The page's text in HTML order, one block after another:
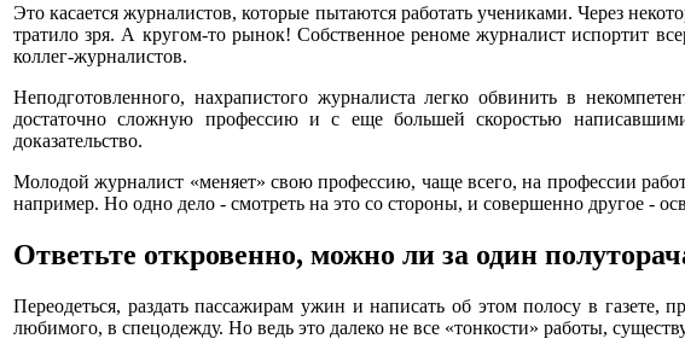
Это касается журналистов, которые пытаются работать учениками. Через
тратило зря. А кругом-то рынок! Собственное реноме журналист испортит
коллег-журналистов.
Неподготовленного, нахрапистого журналиста легко обвинить в
достаточно сложную профессию и с еще большей скоростью
доказательство.
Молодой журналист «меняет» свою профессию, чаще всего, на профессии
например. Но одно дело - смотреть на это со стороны, и совершенно другое -
Ответьте откровенно, можно ли за один
Переодеться, раздать пассажирам ужин и написать об этом полосу в
любимого, в спецодежду. Но ведь это далеко не все «тонкости» работы,